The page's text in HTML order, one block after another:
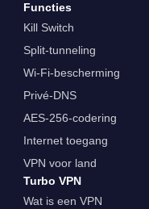
Functies
Kill Switch
Split-tunneling
Wi-Fi-bescherming
Privé-DNS
AES-256-codering
Internet toegang
VPN voor land
Turbo VPN
Wat is een VPN